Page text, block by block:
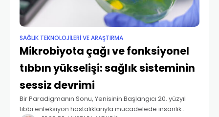
SAĞLIK TEKNOLOJILERI VE ARAŞTIRMA
Mikrobiyota çağı ve fonksiyonel
tıbbın yükselişi: sağlık sisteminin
sessiz devrimi
Bir Paradigmanın Sonu, Yenisinin Başlangıcı 20. yüzyıl
tıbbı enfeksiyon hastalıklarıyla mücadelede insanlık